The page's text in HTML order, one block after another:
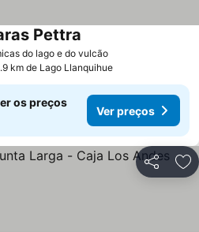
do lago e do vulcão
Pettra
km de Lago Llanquihue
os preços
Ver preços
Partilhar